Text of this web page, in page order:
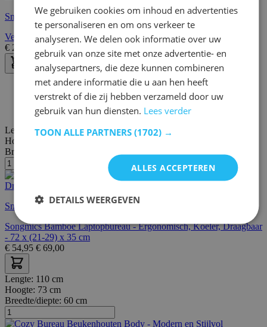
Snelle levering
Verstelbaar kinderbureau Dasha - wit gelakt dennenhout
€ 229,00 € 283,00
30 dagen bedenktijd
Gratis bezorging en retour
Gratis achteraf of in termijnen betalen
Lengte:71 cm
Hoogte:
Breedte/diepte:
Snelle levering
Songmics Bamboe Laptopbureau - Ergonomisch, Koeler, Draagbaar
- 72 x (21-29) x 35 cm
€ 54,95 € 69,00
Lengte: 110 cm
Hoogte: 73 cm
Breedte/diepte: 60 cm
We gebruiken cookies om inhoud en advertenties
te personaliseren en om ons verkeer te
analyseren. We delen ook informatie over uw
gebruik van onze site met onze advertentie- en
analysepartners, die deze kunnen combineren
met andere informatie die u aan hen heeft
verstrekt of die zij hebben verzameld door uw
gebruik van hun diensten. Lees verder
TOON ALLE PARTNERS (1702) →
ALLES ACCEPTEREN
DETAILS WEERGEVEN